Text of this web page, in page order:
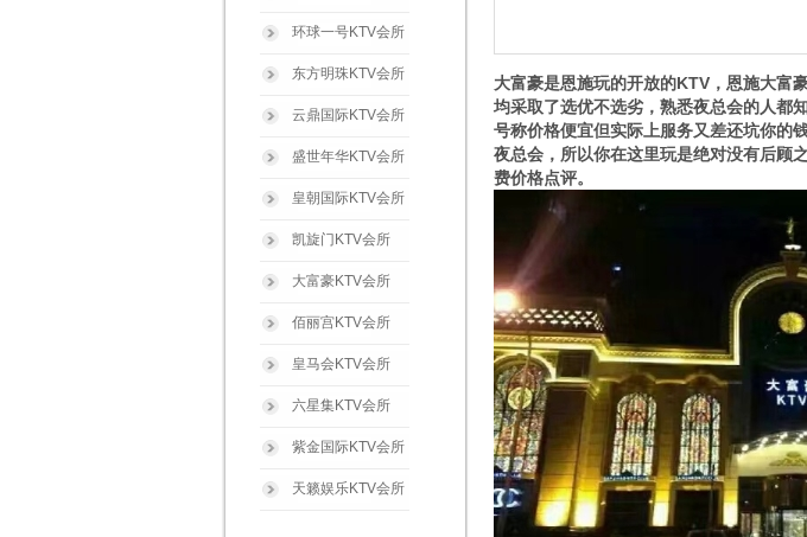
环球一号KTV会所
东方明珠KTV会所
云鼎国际KTV会所
盛世年华KTV会所
皇朝国际KTV会所
凯旋门KTV会所
大富豪KTV会所
佰丽宫KTV会所
皇马会KTV会所
六星集KTV会所
紫金国际KTV会所
天籁娱乐KTV会所
大富豪是恩施玩的开放的KTV，恩施大富
均采取了选优不选劣，熟悉夜总会的人都
号称价格便宜但实际上服务又差还坑你的
夜总会，所以你在这里玩是绝对没有后顾
费价格点评。